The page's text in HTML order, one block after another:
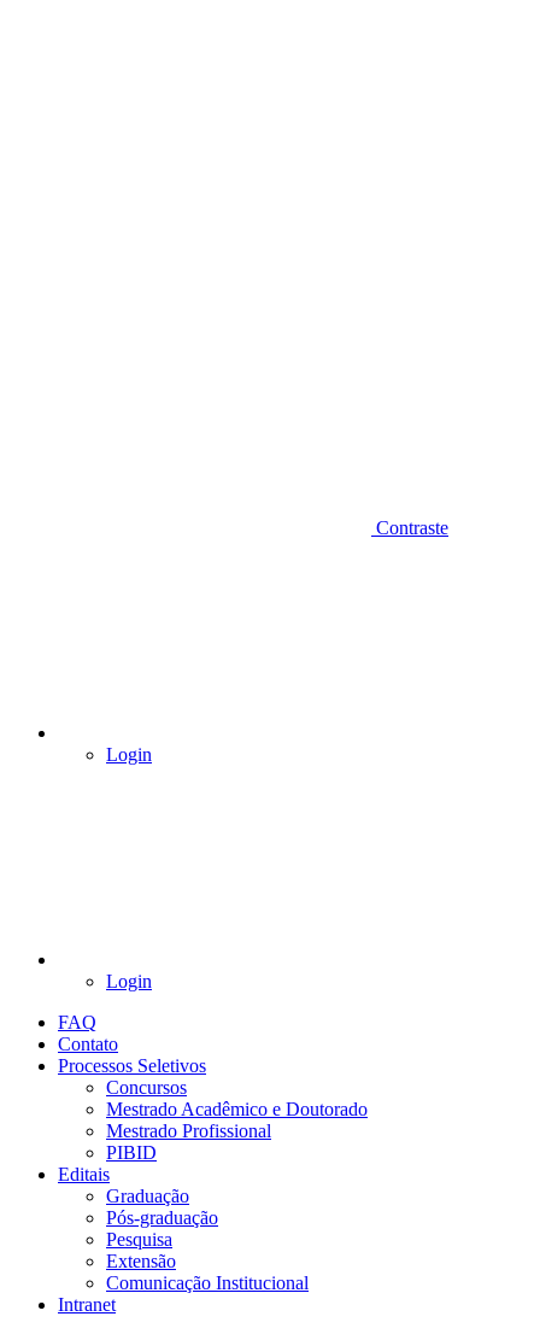
Contraste
Login
Login
FAQ
Contato
Processos Seletivos
Concursos
Mestrado Acadêmico e Doutorado
Mestrado Profissional
PIBID
Editais
Graduação
Pós-graduação
Pesquisa
Extensão
Comunicação Institucional
Intranet